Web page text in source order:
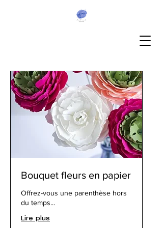
Bouquet fleurs en papier
Offrez-vous une parenthèse hors
du temps...
Lire plus